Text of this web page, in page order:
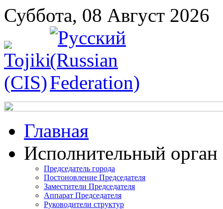
Суббота, 08 Август 2026
Главная
Исполнительный орган
Председатель города
Постоновление Председателя
Заместители Председателя
Аппарат Председателя
Руководители структур